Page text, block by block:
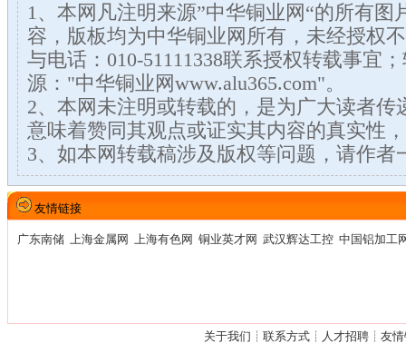
1、本网凡注明来源”中华铜业网“的所有图
容，版板均为中华铜业网所有，未经授权
与电话：010-51111338联系授权转载事宜
源："中华铜业网www.alu365.com"。
2、本网未注明或转载的，是为广大读者传
意味着赞同其观点或证实其内容的真实性
3、如本网转载稿涉及版权等问题，请作者